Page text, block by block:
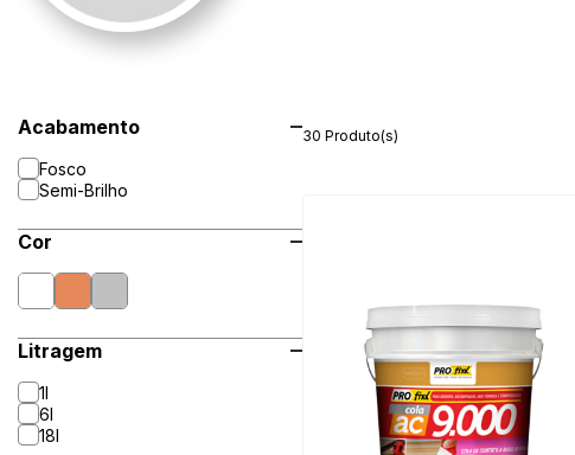
Acabamento
Fosco
Semi-Brilho
Cor
Litragem
1l
6l
18l
30 Produto(s)